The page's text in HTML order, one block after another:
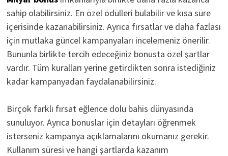
sahip olabilirsiniz. En özel ödülleri bulabilir ve kısa süre
içerisinde kazanabilirsiniz. Ayrıca fırsatlar ve daha fazlası
için mutlaka güncel kampanyaları incelemeniz önerilir.
Bununla birlikte tercih edeceğiniz bonusta özel şartlar
vardır. Tüm kuralları yerine getirdikten sonra istediğiniz
kadar kampanyadan faydalanabilirsiniz.
Birçok farklı fırsat eğlence dolu bahis dünyasında
sunuluyor. Ayrıca bonuslar için detayları öğrenmek
isterseniz kampanya açıklamalarını okumanız gerekir.
Kullanım süresi ve hangi şartlarda kazanım